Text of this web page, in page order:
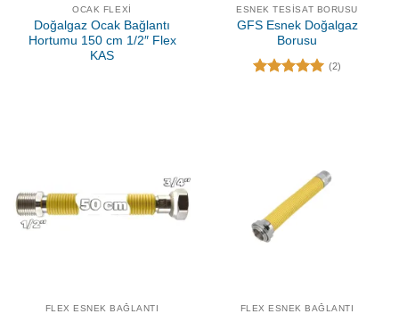
OCAK FLEXI
Doğalgaz Ocak Bağlantı
Hortumu 150 cm 1/2″ Flex
KAS
ESNEK TESISAT BORUSU
GFS Esnek Doğalgaz
Borusu
(2)
FLEX ESNEK BAĞLANTI FLEX ESNEK BAĞLANTI